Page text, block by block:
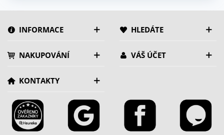
INFORMACE HLEDÁTE
NAKUPOVÁNÍ VÁŠ ÚČET
KONTAKTY